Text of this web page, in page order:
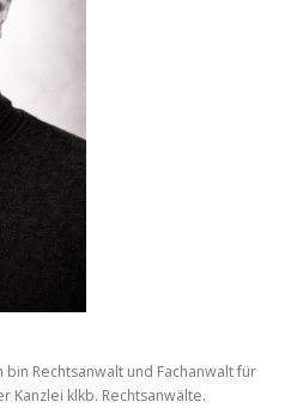
Rechtsanwalt und Fachanwalt für
klkb. Rechtsanwälte.